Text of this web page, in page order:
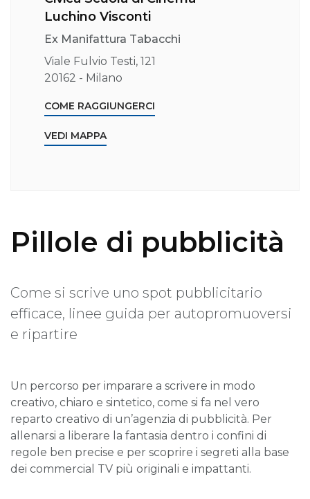
Luchino Visconti
Ex Manifattura Tabacchi
Viale Fulvio Testi, 121
20162 - Milano
COME RAGGIUNGERCI
VEDI MAPPA
Pillole di pubblicità
Come si scrive uno spot pubblicitario
efficace, linee guida per autopromuoversi
e ripartire
Un percorso per imparare a scrivere in modo
creativo, chiaro e sintetico, come si fa nel vero
reparto creativo di un’agenzia di pubblicità. Per
allenarsi a liberare la fantasia dentro i confini di
regole ben precise e per scoprire i segreti alla base
dei commercial TV più originali e impattanti.